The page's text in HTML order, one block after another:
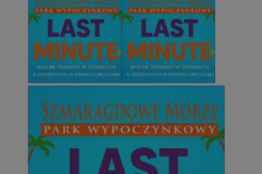
Niezbędne Wydajność Targetowanie
Niezbędne pliki cookie umożliwiają korzystanie z podstawowych
takich jak logowanie użytkownika i zarządzanie kontem. Bez
Nazwa
Provider/
Domena
mojetychy.pl